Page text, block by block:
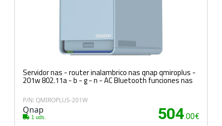
Servidor nas - router inalambrico nas qnap qmiroplus -
201w 802.11a - b - g - n - AC Bluetooth funciones nas
P/N: QMIROPLUS-201W
Qnap
1 uds. 504.00€